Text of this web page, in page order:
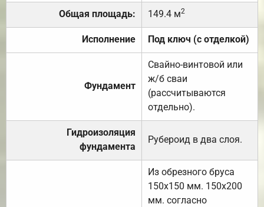
Общая площадь: 149.4 м2
Исполнение Под ключ (с отделкой)
Фундамент
Свайно-винтовой или
ж/б сваи
(рассчитываются
отдельно).
Гидроизоляция
фундамента
Рубероид в два слоя.
Из обрезного бруса
150х150 мм. 150х200
мм. согласно